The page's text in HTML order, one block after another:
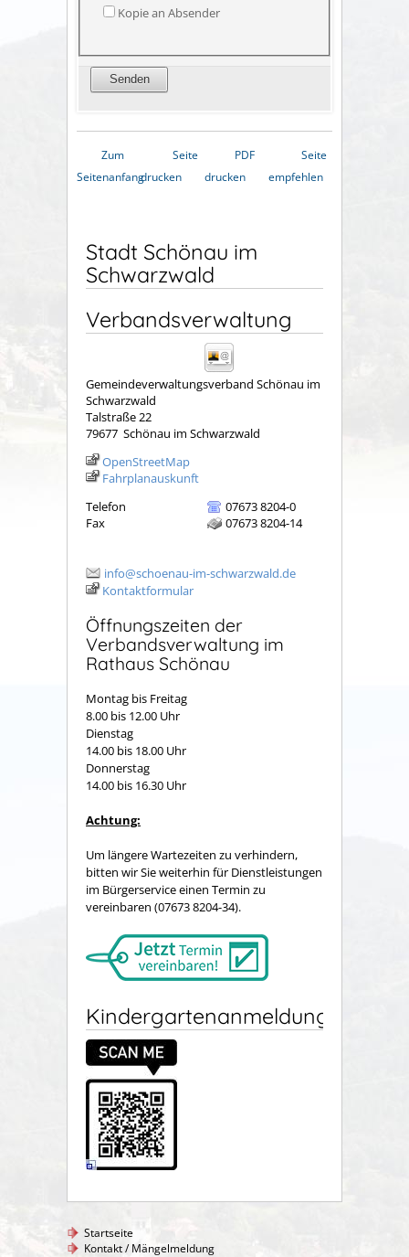
Kopie an Absender
Zum
Seitenanfang
Seite
drucken
PDF
drucken
Seite
empfehlen
Stadt Schönau im
Schwarzwald
Verbandsverwaltung
Gemeindeverwaltungsverband Schönau im
Schwarzwald
Talstraße 22
79677 Schönau im Schwarzwald
OpenStreetMap
Fahrplanauskunft
Telefon
07673 8204-0
Fax
07673 8204-14
info@schoenau-im-schwarzwald.de
Kontaktformular
Öffnungszeiten der
Verbandsverwaltung im
Rathaus Schönau
Montag bis Freitag
8.00 bis 12.00 Uhr
Dienstag
14.00 bis 18.00 Uhr
Donnerstag
14.00 bis 16.30 Uhr
Achtung:
Um längere Wartezeiten zu verhindern,
bitten wir Sie weiterhin für Dienstleistungen
im Bürgerservice einen Termin zu
vereinbaren (07673 8204-34).
Kindergartenanmeldung
Startseite
Kontakt / Mängelmeldung